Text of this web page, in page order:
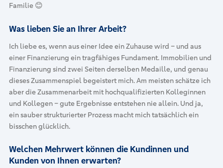
Familie 😊
Was lieben Sie an Ihrer Arbeit?
Ich liebe es, wenn aus einer Idee ein Zuhause wird – und aus
einer Finanzierung ein tragfähiges Fundament. Immobilien und
Finanzierung sind zwei Seiten derselben Medaille, und genau
dieses Zusammenspiel begeistert mich. Am meisten schätze ich
aber die Zusammenarbeit mit hochqualifizierten Kolleginnen
und Kollegen – gute Ergebnisse entstehen nie allein. Und ja,
ein sauber strukturierter Prozess macht mich tatsächlich ein
bisschen glücklich.
Welchen Mehrwert können die Kundinnen und
Kunden von Ihnen erwarten?